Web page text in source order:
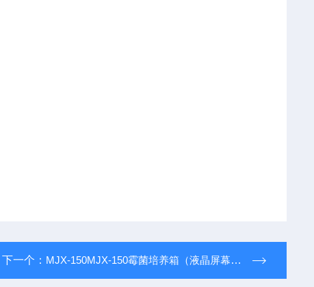
下一个： MJX-150MJX-150霉菌培养箱（液晶屏幕控制器）